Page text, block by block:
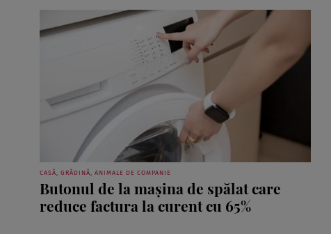
CASĂ, GRĂDINĂ, ANIMALE DE COMPANIE
Butonul de la mașina de spălat care
reduce factura la curent cu 65%